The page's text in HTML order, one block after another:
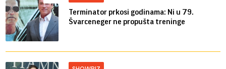
Terminator prkosi godinama: Ni u 79.
Švarceneger ne propušta treninge